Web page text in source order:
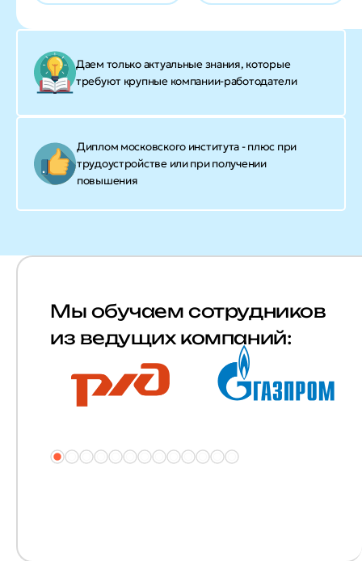
Даем только актуальные знания, которые
требуют крупные компании-работодатели
Диплом московского института - плюс при
трудоустройстве или при получении
повышения
Мы обучаем сотрудников
из ведущих компаний: